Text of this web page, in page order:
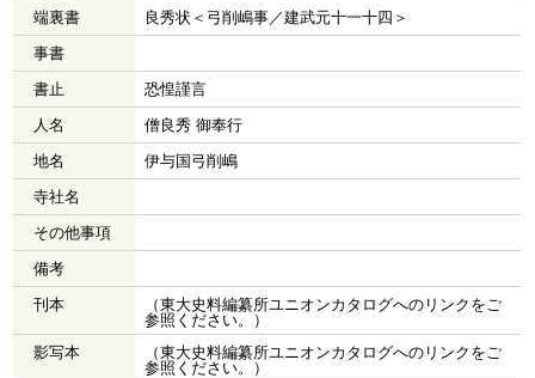
端裏書
良秀状＜弓削嶋事／建武元十一十四＞
事書
書止
恐惶謹言
人名
僧良秀 御奉行
地名
伊与国弓削嶋
寺社名
その他事項
備考
刊本
（東大史料編纂所ユニオンカタログへのリンクをご
参照ください。）
影写本
（東大史料編纂所ユニオンカタログへのリンクをご
参照ください。）